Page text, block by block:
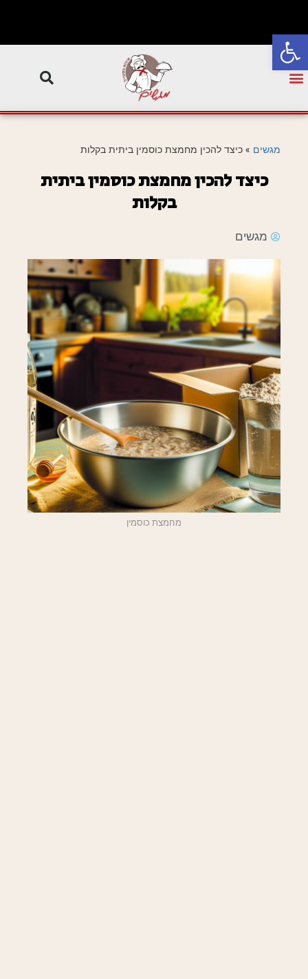
פתח סרגל נגישות
מגשים » כיצד להכין מחמצת כוסמין ביתית בקלות
כיצד להכין מחמצת כוסמין ביתית
בקלות
מגשים
מחמצת כוסמין